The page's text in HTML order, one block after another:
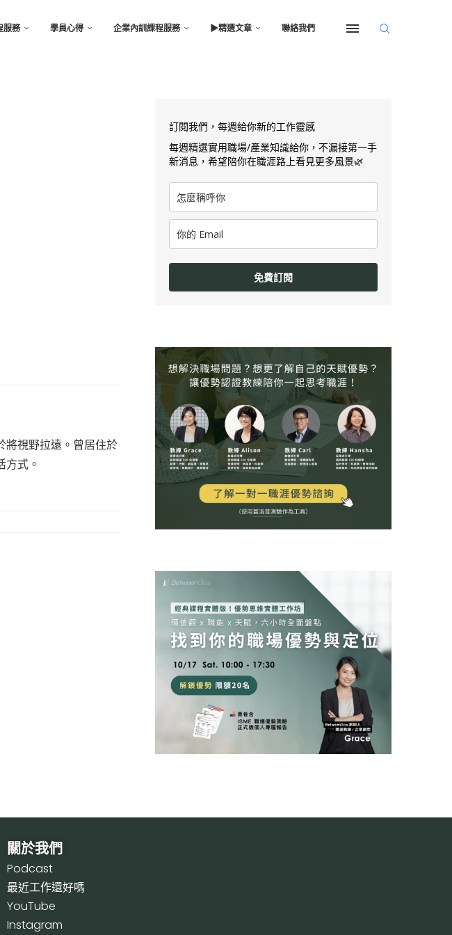
服務 學員心得 企業內訓課程服務 ▶︎精選文章 聯絡我們
將視野拉遠。曾居住於
方式。
訂閱我們，每週給你新的工作靈感
每週精選實用職場/產業知識給你，不漏接第一手
新消息，希望陪你在職涯路上看見更多風景🌿
免費訂閱
關於我們
Podcast
最近工作還好嗎
YouTube
Instagram